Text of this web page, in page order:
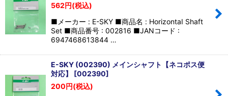
562円(税込)
■メーカー : E-SKY ■商品名 : HorizontaI Shaft
Set ■商品番号 : 002816 ■JANコード :
6947468613844 …
E-SKY (002390) メインシャフト【ネコポス便
対応】 [002390]
200円(税込)